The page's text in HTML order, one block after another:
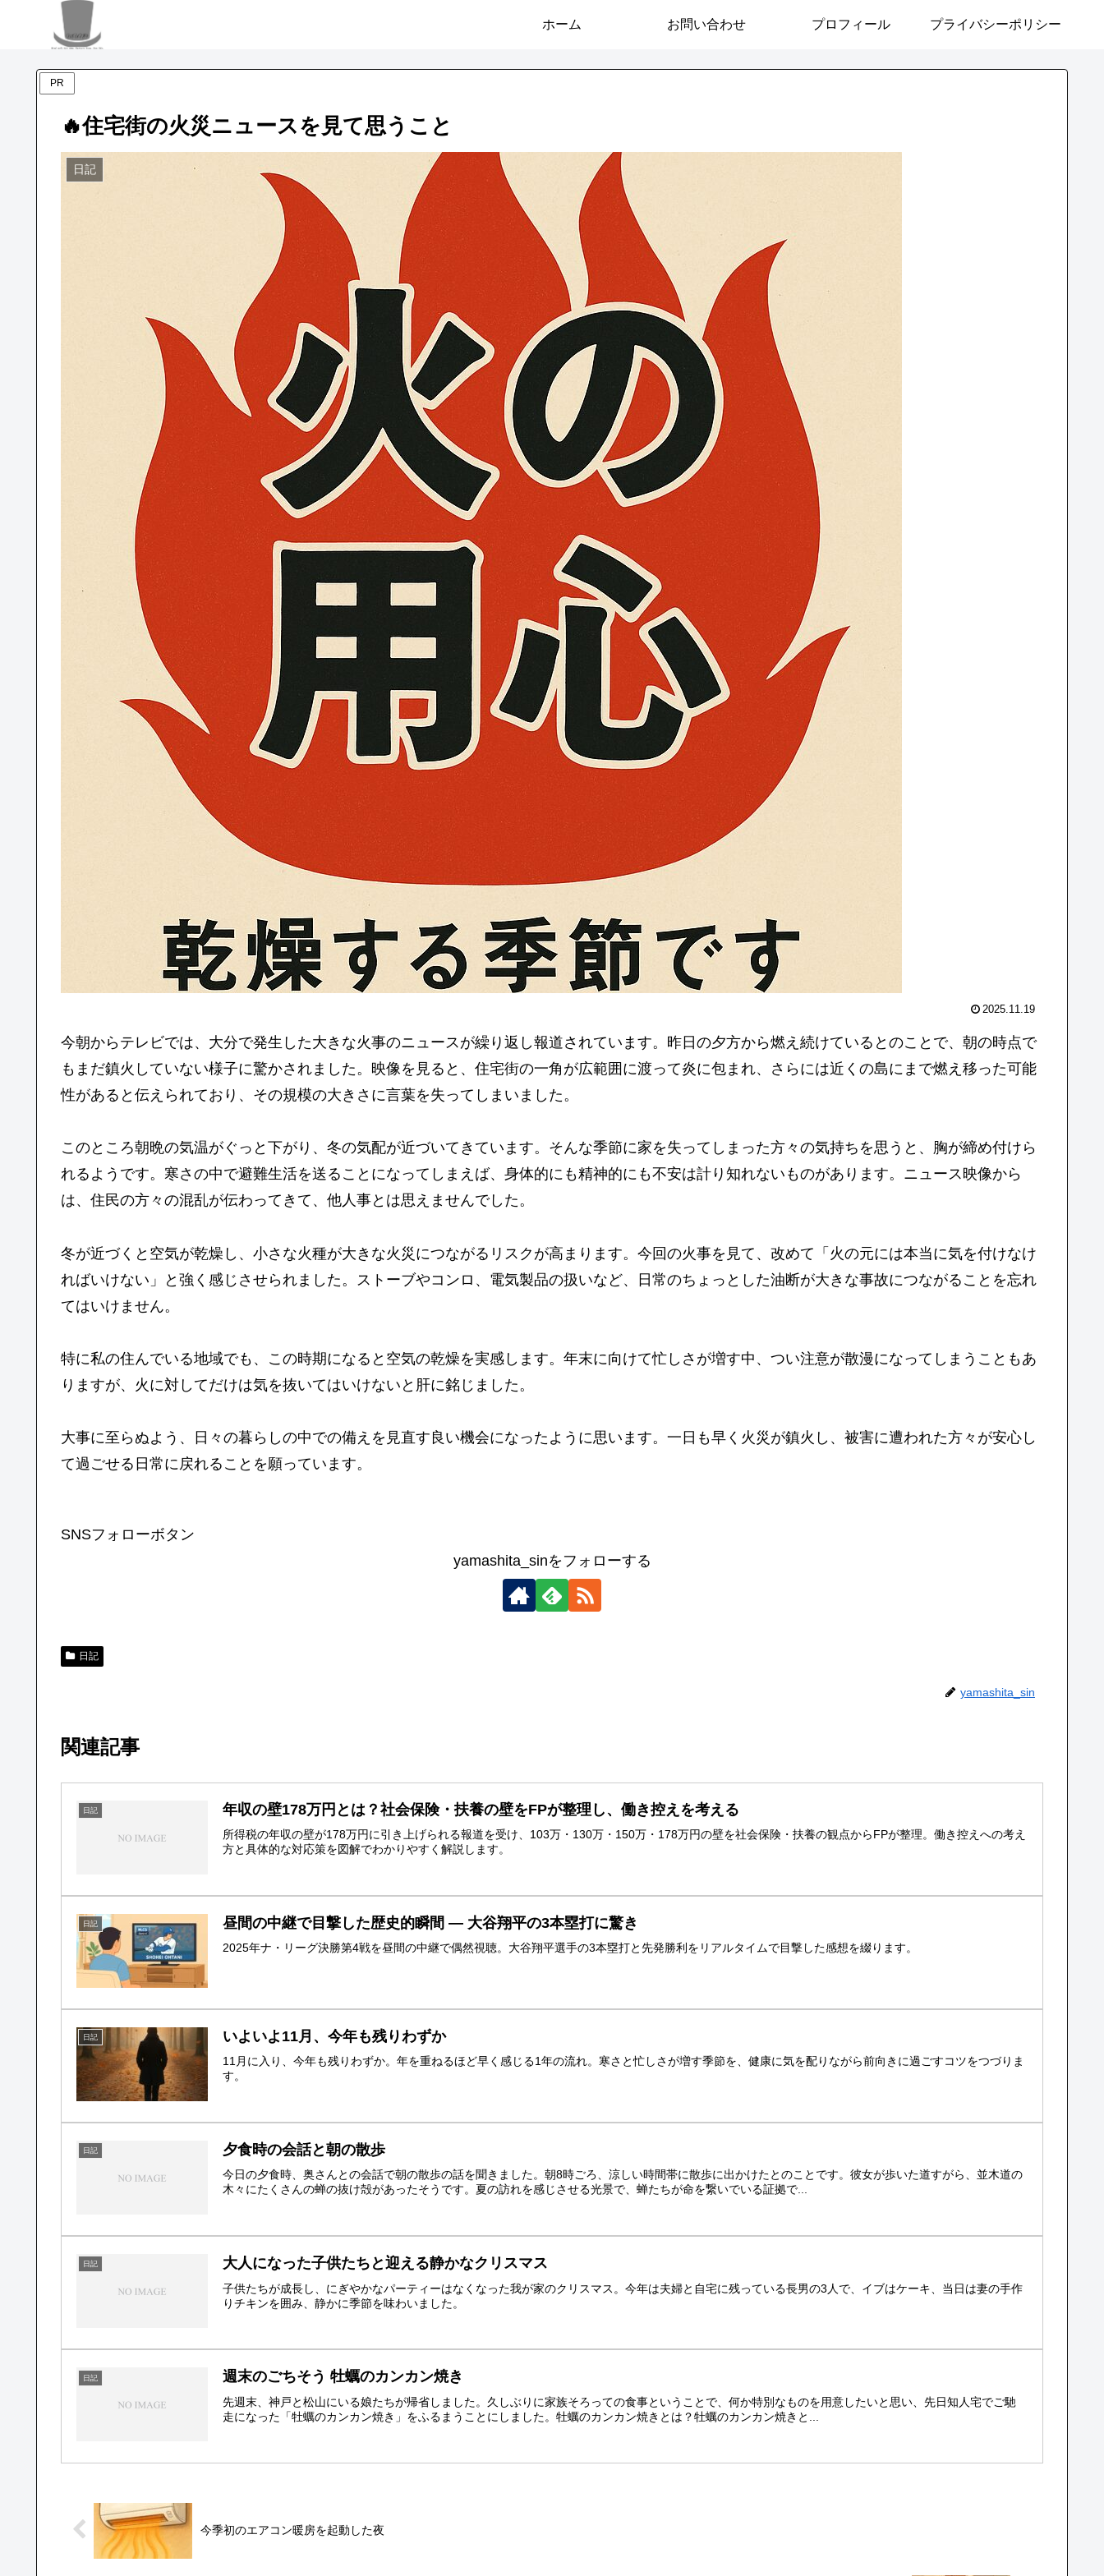
ホーム お問い合わせ プロフィール プライバシーポリシー
PR
🔥住宅街の火災ニュースを見て思うこと
日記
2025.11.19
今朝からテレビでは、大分で発生した大きな火事のニュースが繰り返し報道されています。昨日の夕方から燃え続けているとのことで、朝の時点で
もまだ鎮火していない様子に驚かされました。映像を見ると、住宅街の一角が広範囲に渡って炎に包まれ、さらには近くの島にまで燃え移った可能
性があると伝えられており、その規模の大きさに言葉を失ってしまいました。
このところ朝晩の気温がぐっと下がり、冬の気配が近づいてきています。そんな季節に家を失ってしまった方々の気持ちを思うと、胸が締め付けら
れるようです。寒さの中で避難生活を送ることになってしまえば、身体的にも精神的にも不安は計り知れないものがあります。ニュース映像から
は、住民の方々の混乱が伝わってきて、他人事とは思えませんでした。
冬が近づくと空気が乾燥し、小さな火種が大きな火災につながるリスクが高まります。今回の火事を見て、改めて「火の元には本当に気を付けなけ
ればいけない」と強く感じさせられました。ストーブやコンロ、電気製品の扱いなど、日常のちょっとした油断が大きな事故につながることを忘れ
てはいけません。
特に私の住んでいる地域でも、この時期になると空気の乾燥を実感します。年末に向けて忙しさが増す中、つい注意が散漫になってしまうこともあ
りますが、火に対してだけは気を抜いてはいけないと肝に銘じました。
大事に至らぬよう、日々の暮らしの中での備えを見直す良い機会になったように思います。一日も早く火災が鎮火し、被害に遭われた方々が安心し
て過ごせる日常に戻れることを願っています。
SNSフォローボタン
yamashita_sinをフォローする
日記
yamashita_sin
関連記事
日記 年収の壁178万円とは？社会保険・扶養の壁をFPが整理し、働き控えを考える
所得税の年収の壁が178万円に引き上げられる報道を受け、103万・130万・150万・178万円の壁を社会保険・扶養の観点からFPが整理。働き控えへの考え
方と具体的な対応策を図解でわかりやすく解説します。
日記 昼間の中継で目撃した歴史的瞬間 ― 大谷翔平の3本塁打に驚き
2025年ナ・リーグ決勝第4戦を昼間の中継で偶然視聴。大谷翔平選手の3本塁打と先発勝利をリアルタイムで目撃した感想を綴ります。
日記 いよいよ11月、今年も残りわずか
11月に入り、今年も残りわずか。年を重ねるほど早く感じる1年の流れ。寒さと忙しさが増す季節を、健康に気を配りながら前向きに過ごすコツをつづりま
す。
日記 夕食時の会話と朝の散歩
今日の夕食時、奥さんとの会話で朝の散歩の話を聞きました。朝8時ごろ、涼しい時間帯に散歩に出かけたとのことです。彼女が歩いた道すがら、並木道の
木々にたくさんの蝉の抜け殻があったそうです。夏の訪れを感じさせる光景で、蝉たちが命を繋いでいる証拠で...
日記 大人になった子供たちと迎える静かなクリスマス
子供たちが成長し、にぎやかなパーティーはなくなった我が家のクリスマス。今年は夫婦と自宅に残っている長男の3人で、イブはケーキ、当日は妻の手作
りチキンを囲み、静かに季節を味わいました。
日記 週末のごちそう 牡蠣のカンカン焼き
先週末、神戸と松山にいる娘たちが帰省しました。久しぶりに家族そろっての食事ということで、何か特別なものを用意したいと思い、先日知人宅でご馳
走になった「牡蠣のカンカン焼き」をふるまうことにしました。牡蠣のカンカン焼きとは？牡蠣のカンカン焼きと...
今季初のエアコン暖房を起動した夜